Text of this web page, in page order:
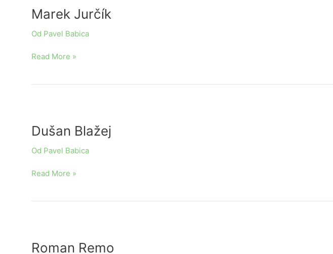
Marek Jurčík
Od Pavel Babica
Read More »
Dušan Blažej
Od Pavel Babica
Read More »
Roman Remo